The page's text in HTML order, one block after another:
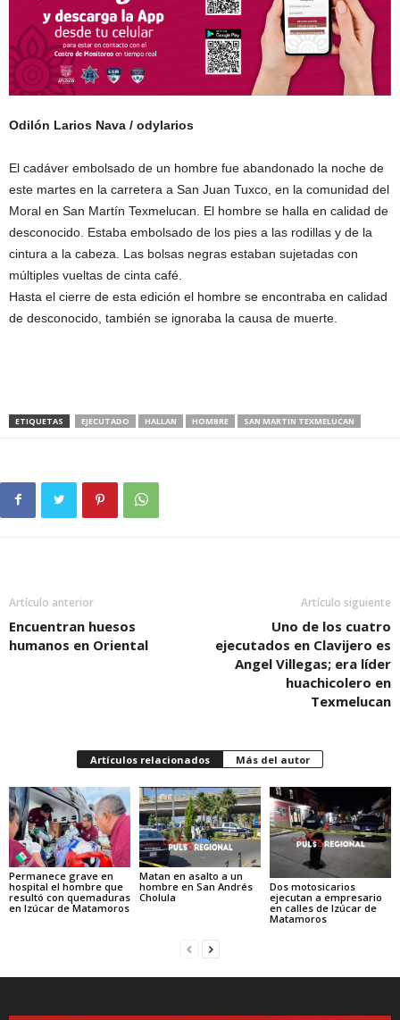
Odilón Larios Nava / odylarios
El cadáver embolsado de un hombre fue abandonado la noche de
este martes en la carretera a San Juan Tuxco, en la comunidad del
Moral en San Martín Texmelucan. El hombre se halla en calidad de
desconocido. Estaba embolsado de los pies a las rodillas y de la
cintura a la cabeza. Las bolsas negras estaban sujetadas con
múltiples vueltas de cinta café.
Hasta el cierre de esta edición el hombre se encontraba en calidad
de desconocido, también se ignoraba la causa de muerte.
ETIQUETAS EJECUTADO HALLAN HOMBRE SAN MARTIN TEXMELUCAN
Artículo anterior
Encuentran huesos
humanos en Oriental
Artículo siguiente
Uno de los cuatro
ejecutados en Clavijero es
Angel Villegas; era líder
huachicolero en
Texmelucan
Artículos relacionados Más del autor
Permanece grave en
hospital el hombre que
resultó con quemaduras
en Izúcar de Matamoros
Matan en asalto a un
hombre en San Andrés
Cholula
Dos motosicarios
ejecutan a empresario
en calles de Izúcar de
Matamoros